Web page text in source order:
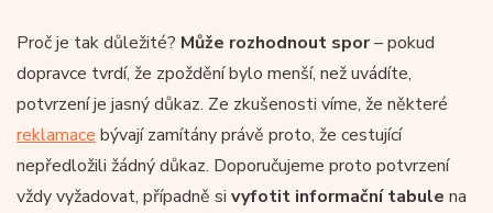
Proč je tak důležité? Může rozhodnout spor– pokud
dopravce tvrdí, že zpoždění bylo menší, než uvádíte,
potvrzení je jasný důkaz. Ze zkušenosti víme, že některé
reklamace bývají zamítány právě proto, že cestující
nepředložili žádný důkaz. Doporučujeme proto potvrzení
vždy vyžadovat, případně si vyfotit informační tabule na